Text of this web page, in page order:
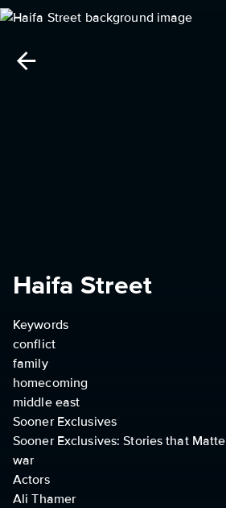
Haifa Street
Keywords
conflict
family
homecoming
middle east
Sooner Exclusives
Sooner Exclusives: Stories that
war
Actors
Ali Thamer